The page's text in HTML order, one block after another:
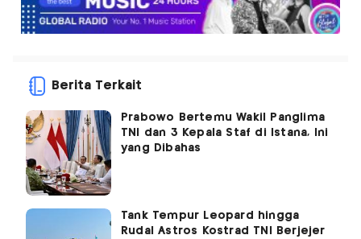
Berita Terkait
Prabowo Bertemu Wakil Panglima
TNI dan 3 Kepala Staf di Istana, Ini
yang Dibahas
Tank Tempur Leopard hingga
Rudal Astros Kostrad TNI Berjejer